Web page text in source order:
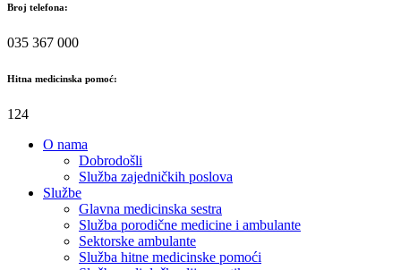
Broj telefona:
035 367 000
Hitna medicinska pomoć:
124
O nama
Dobrodošli
Služba zajedničkih poslova
Službe
Glavna medicinska sestra
Služba porodične medicine i ambulante
Sektorske ambulante
Služba hitne medicinske pomoći